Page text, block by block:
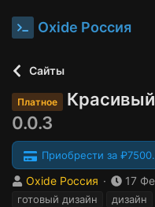
Oxide Россия
Сайты
Платное
0.0.3
Приобрести за
А
в
Oxide Россия
Д
а
17
готовый дизайн
дизайн